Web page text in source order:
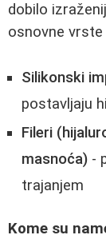
dobilo
osnovne
Silikonski
postavljaju
Fileri
masnoća) -
trajanjem
Kome su